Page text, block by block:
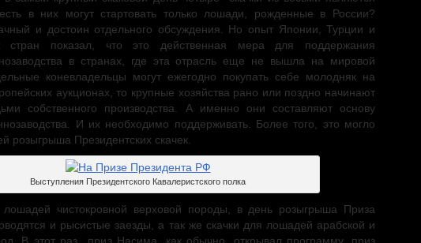
в них могут стартовать только лошади, рожденные в России?
и достоин отдельного обсуждения. Но опыт Японии, Турции и
стран показал, что это действенная мера для поддержания
в странах, где эта отрасль еще не вышла на мировой
коневладельцы могут ежегодно покупать себе молодняк на
аукционах, то крупные хозяйства рано или поздно начинают
собственного производства. А именно они составляют основу
И их необходимо поддерживать. Более того, это могло
розыгрыша Президентских скачек.
Выступления Президентского Кавалеристского полка
чистокровной верховой породы, в день розыгрыша Приза
и рысистые заезды, а так же скачки для лошадей арабской и